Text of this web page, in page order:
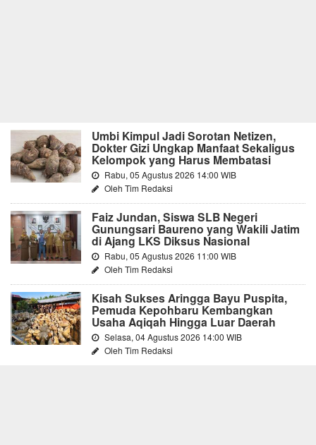
Umbi Kimpul Jadi Sorotan Netizen,
Dokter Gizi Ungkap Manfaat Sekaligus
Kelompok yang Harus Membatasi
Rabu, 05 Agustus 2026 14:00 WIB
Oleh Tim Redaksi
Faiz Jundan, Siswa SLB Negeri
Gunungsari Baureno yang Wakili Jatim
di Ajang LKS Diksus Nasional
Rabu, 05 Agustus 2026 11:00 WIB
Oleh Tim Redaksi
Kisah Sukses Aringga Bayu Puspita,
Pemuda Kepohbaru Kembangkan
Usaha Aqiqah Hingga Luar Daerah
Selasa, 04 Agustus 2026 14:00 WIB
Oleh Tim Redaksi